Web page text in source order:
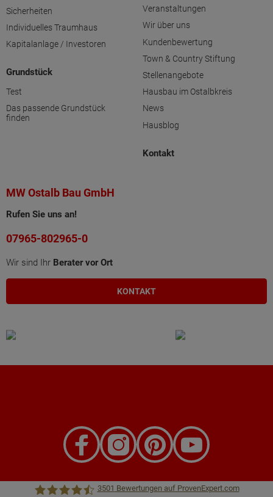
Sicherheiten
Individuelles Traumhaus
Kapitalanlage / Investoren
Grundstück
Test
Das passende Grundstück
finden
Veranstaltungen
Wir über uns
Kundenbewertung
Town & Country Stiftung
Stellenangebote
Hausbau im Ostalbkreis
News
Hausblog
Kontakt
MW Ostalb Bau GmbH
Rufen Sie uns an!
07965-802965-0
Wir sind Ihr Berater vor Ort
KONTAKT
3501 Bewertungen auf ProvenExpert.com